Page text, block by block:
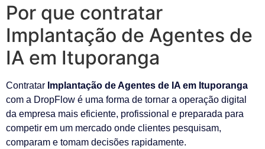
Por que contratar
Implantação de Agentes de
IA em Ituporanga
Contratar Implantação de Agentes de IA em Ituporanga
com a DropFlow é uma forma de tornar a operação digital
da empresa mais eficiente, profissional e preparada para
competir em um mercado onde clientes pesquisam,
comparam e tomam decisões rapidamente.